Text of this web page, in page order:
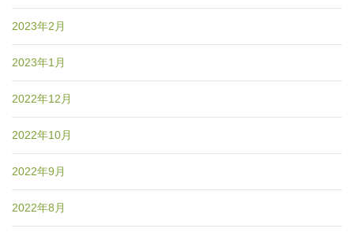
2023年2月
2023年1月
2022年12月
2022年10月
2022年9月
2022年8月